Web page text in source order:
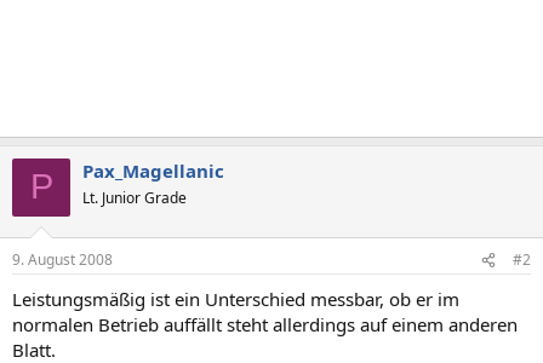
P Pax_Magellanic
Lt. Junior Grade
9. August 2008 #2
Leistungsmäßig ist ein Unterschied messbar, ob er im
normalen Betrieb auffällt steht allerdings auf einem anderen
Blatt.